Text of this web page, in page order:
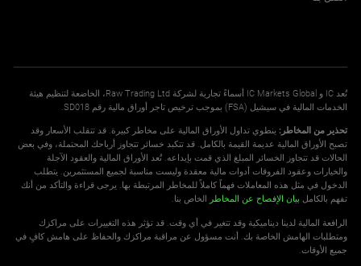
تُعد IC و IC Markets Global أسماءً تجارية لشركة Raw Trading Ltd، الخاضعة لتنظيم هيئة
الخدمات المالية في سيشيل (FSA) بموجب ترخيص تاجر أوراق مالية رقم SD018.
تحذير من المخاطر: ينطوي تداول الأوراق المالية على مخاطر كبيرة. قد تتقلب الأسعار وقد
تصبح الأوراق المالية عديمة القيمة بالكامل. قد تتكبد خسائر تتجاوز أرباحك المحتملة، وفي بعض
الحالات قد تتجاوز الخسائر المبلغ الذي قمت بإيداعه. تُعد الأوراق المالية والعقود الآجلة
والخيارات وعقود الفروقات أدوات مالية معقدة وليست مناسبة لجميع المستثمرين. يتطلب
الدخول في مثل هذه المعاملات فهماً كاملاً للمخاطر المرتبطة بها. يرجى قراءة والتأكد من أنك
تفهم بالكامل بيان الإفصاح عن المخاطر الخاص بنا.
الرافعة المالية لدينا ديناميكية وقد تتغير في أي وقت. قد تؤثر هذه التغييرات على مراكزك
ومتطلبات الهامش الخاصة بك. أنت مسؤول عن مراقبة مراكزك والحفاظ على هامش كافٍ في
جميع الأوقات.